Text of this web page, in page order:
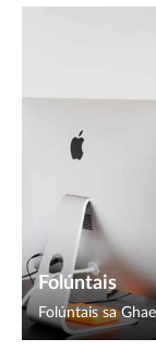
Folúntais
Folúntais sa